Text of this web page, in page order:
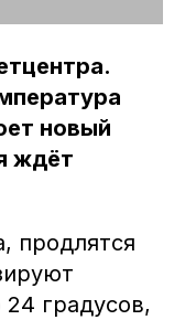
новый
ждёт
продлятся
градусов,